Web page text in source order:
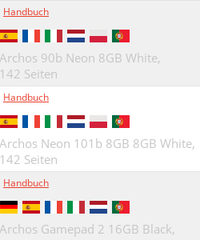
Handbuch
Archos 90b Neon 8GB White,
142 Seiten
Handbuch
Archos Neon 101b 8GB 8GB White,
142 Seiten
Handbuch
Archos Gamepad 2 16GB Black,